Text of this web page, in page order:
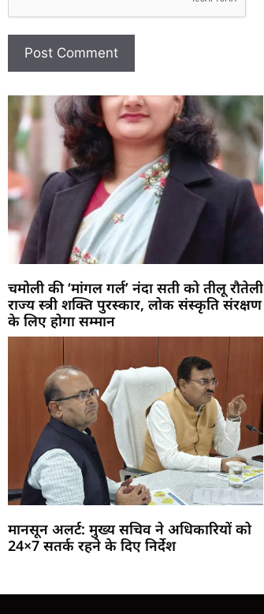
चमोली की ‘मांगल गर्ल’ नंदा सती को तीलू रौतेली
राज्य स्त्री शक्ति पुरस्कार, लोक संस्कृति संरक्षण
के लिए होगा सम्मान
मानसून अलर्ट: मुख्य सचिव ने अधिकारियों को
24×7 सतर्क रहने के दिए निर्देश